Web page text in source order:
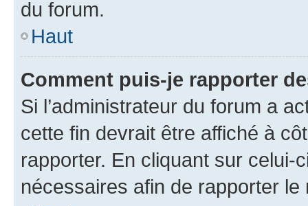
du forum.
Haut
Comment puis-je rapporter
Si l’administrateur du forum a
cette fin devrait être affiché à
rapporter. En cliquant sur
nécessaires afin de rapporter le